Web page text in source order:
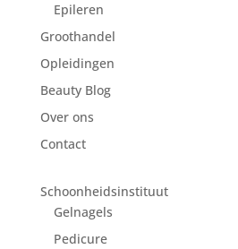
Epileren
Groothandel
Opleidingen
Beauty Blog
Over ons
Contact
Schoonheidsinstituut
Gelnagels
Pedicure